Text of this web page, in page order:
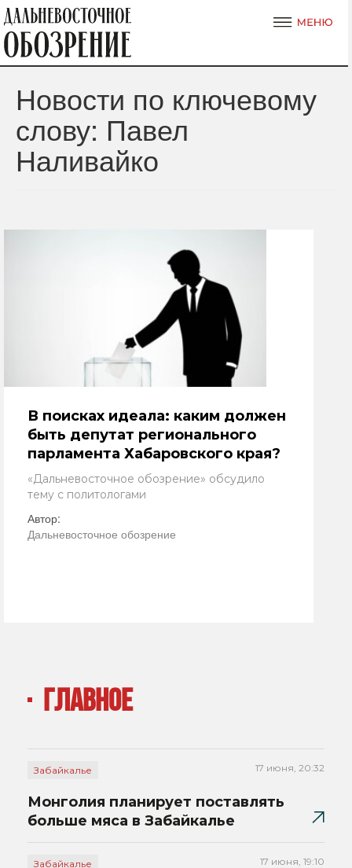
Новости по ключевому
слову: Павел
Наливайко
В поисках идеала: каким должен
быть депутат регионального
парламента Хабаровского края?
«Дальневосточное обозрение» обсудило
тему с политологами
Автор:
Дальневосточное обозрение
ГЛАВНОЕ
Забайкалье 17 июня, 20:32
Монголия планирует поставлять
больше мяса в Забайкалье
Забайкалье 17 июня, 19:10